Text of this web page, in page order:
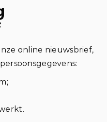
online nieuwsbrief,